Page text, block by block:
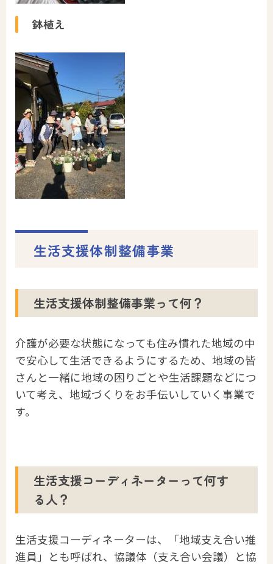
鉢植え
生活支援体制整備事業
生活支援体制整備事業って何？
介護が必要な状態になっても住み慣れた地域の中
で安心して生活できるようにするため、地域の皆
さんと一緒に地域の困りごとや生活課題などにつ
いて考え、地域づくりをお手伝いしていく事業で
す。
生活支援コーディネーターって何す
る人？
生活支援コーディネーターは、「地域支え合い推
進員」とも呼ばれ、協議体（支え合い会議）と協